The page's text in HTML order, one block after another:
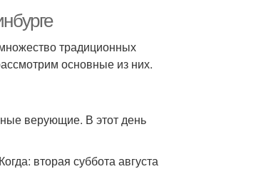
традиционных
основные из них.
верующие. В этот день
вторая суббота августа